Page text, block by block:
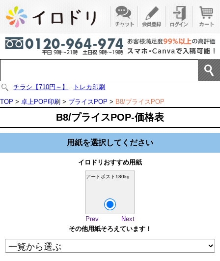
チラシ【710円～】
トレカ印刷
TOP > 卓上POP印刷 > プライスPOP > B8/プライスPOP
B8/プライスPOP-価格表
用紙を選択してください
イロドリおすすめ用紙
アートポスト180kg
Prev
Next
その他用紙そろえています！